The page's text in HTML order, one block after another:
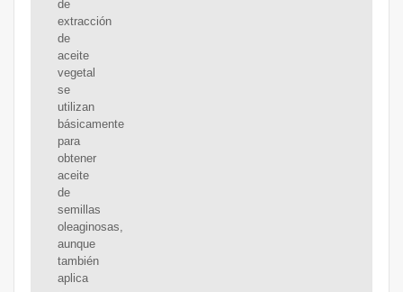
de
extracción
de
aceite
vegetal
se
utilizan
básicamente
para
obtener
aceite
de
semillas
oleaginosas,
aunque
también
aplica